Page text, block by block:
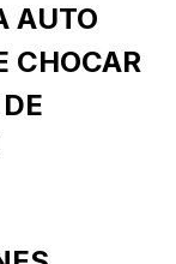
AUTO
CHOCAR